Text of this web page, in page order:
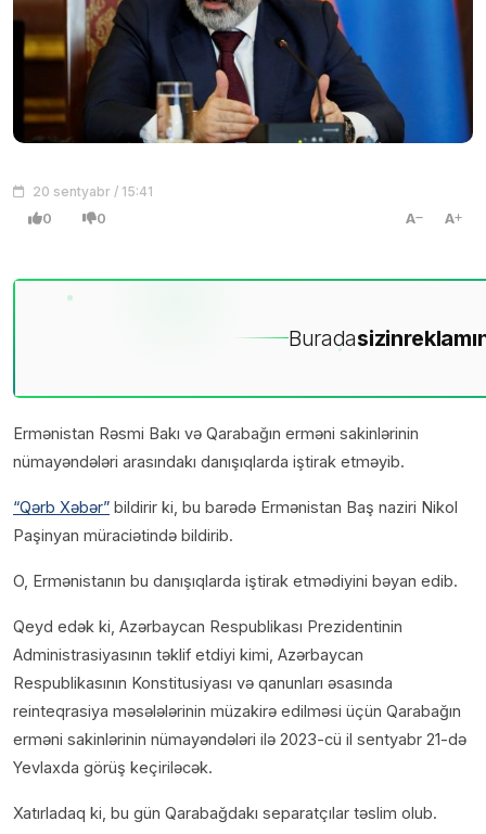
20 sentyabr / 15:41
0 0 A A
Buradasizin
Ermənistan Rəsmi Bakı və Qarabağın erməni sakinlərinin
nümayəndələri arasındakı danışıqlarda iştirak etməyib.
“Qərb Xəbər” bildirir ki, bu barədə Ermənistan Baş naziri Nikol
Paşinyan müraciətində bildirib.
O, Ermənistanın bu danışıqlarda iştirak etmədiyini bəyan edib.
Qeyd edək ki, Azərbaycan Respublikası Prezidentinin
Administrasiyasının təklif etdiyi kimi, Azərbaycan
Respublikasının Konstitusiyası və qanunları əsasında
reinteqrasiya məsələlərinin müzakirə edilməsi üçün Qarabağın
erməni sakinlərinin nümayəndələri ilə 2023-cü il sentyabr 21-də
Yevlaxda görüş keçiriləcək.
Xatırladaq ki, bu gün Qarabağdakı separatçılar təslim olub.